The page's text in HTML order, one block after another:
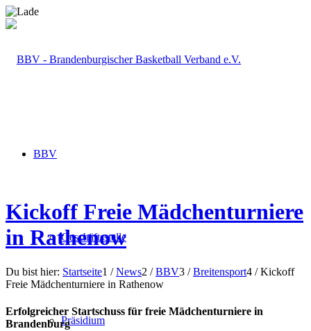
BBV
Geschäftsstelle
Präsidium
Kickoff Freie Mädchenturniere
in Rathenow
Du bist hier: Startseite1 / News2 / BBV3 / Breitensport4 / Kickoff
Freie Mädchenturniere in Rathenow
Erfolgreicher Startschuss für freie Mädchenturniere in
Brandenburg